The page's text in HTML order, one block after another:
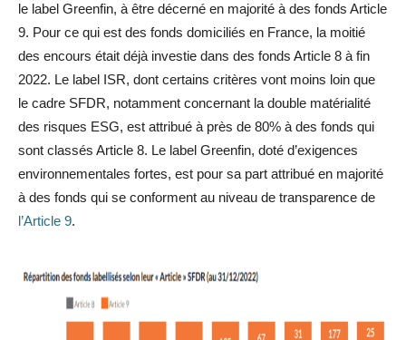
le label Greenfin, à être décerné en majorité à des fonds Article
9. Pour ce qui est des fonds domiciliés en France, la moitié
des encours était déjà investie dans des fonds Article 8 à fin
2022. Le label ISR, dont certains critères vont moins loin que
le cadre SFDR, notamment concernant la double matérialité
des risques ESG, est attribué à près de 80% à des fonds qui
sont classés Article 8. Le label Greenfin, doté d’exigences
environnementales fortes, est pour sa part attribué en majorité
à des fonds qui se conforment au niveau de transparence de
l’Article 9.